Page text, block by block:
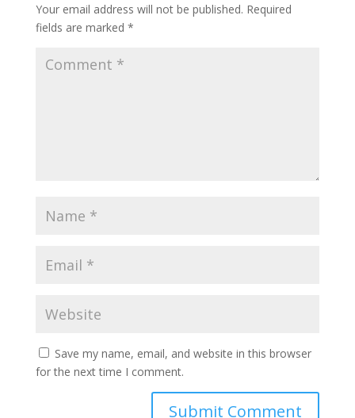
Your email address will not be published. Required
fields are marked *
Save my name, email, and website in this browser
for the next time I comment.